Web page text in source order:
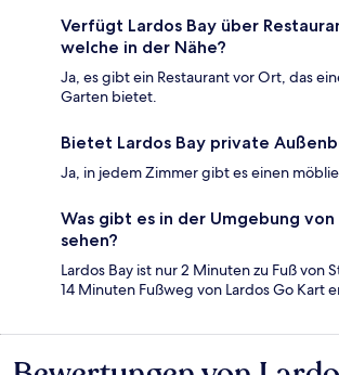
Verfügt Lardos Bay über
welche in der Nähe?
Ja, es gibt ein Restaurant vor Ort, das
Garten bietet.
Bietet Lardos Bay private
Ja, in jedem Zimmer gibt es einen
Was gibt es in der Umgebung von
sehen?
Lardos Bay ist nur 2 Minuten zu Fuß von
14 Minuten Fußweg von Lardos Go Kart